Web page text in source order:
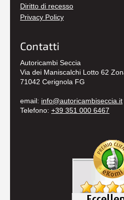
Diritto di recesso
Privacy Policy
Contatti
Autoricambi Seccia
Via dei Maniscalchi Lotto 62
71042 Cerignola FG
email: info@autoricambiseccia.it
Telefono: +39 351 000 6467